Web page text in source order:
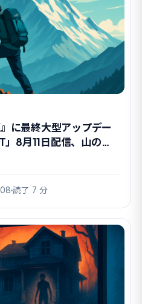
に最終大型アップデー
」8月11日配信、山の日
読了 7 分